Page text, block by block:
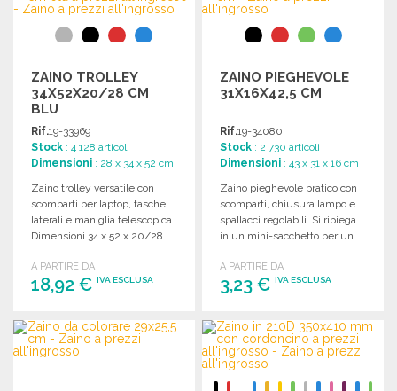
Richiedi un preventivo Richiedi un preventivo
ZAINO TROLLEY
34X52X20/28 CM
BLU
Rif.19-33969
Stock : 4 128 articoli
Dimensioni : 28 x 34 x 52 cm
Zaino trolley versatile con
scomparti per laptop, tasche
laterali e maniglia telescopica.
Dimensioni 34 x 52 x 20/28
A PARTIRE DA
18,92 € IVA ESCLUSA
ORDINARE
Richiedi un preventivo
ZAINO PIEGHEVOLE
31X16X42,5 CM
Rif.19-34080
Stock : 2 730 articoli
Dimensioni : 43 x 31 x 16 cm
Zaino pieghevole pratico con
scomparti, chiusura lampo e
spallacci regolabili. Si ripiega
in un mini-sacchetto per un
A PARTIRE DA
3,23 €IVA ESCLUSA
ORDINARE
Richiedi un preventivo